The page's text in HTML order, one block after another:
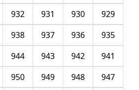
929
930
931
932
935
936
937
938
941
942
943
944
947
948
949
950